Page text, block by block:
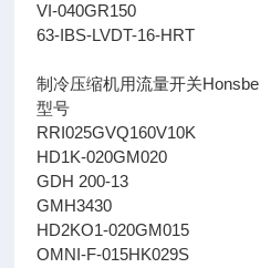
VI-040GR150
63-IBS-LVDT-16-HRT
制冷压缩机用流量开关
型号
RRI025GVQ160V10K
HD1K-020GM020
GDH 200-13
GMH3430
HD2KO1-020GM015
OMNI-F-015HK029S